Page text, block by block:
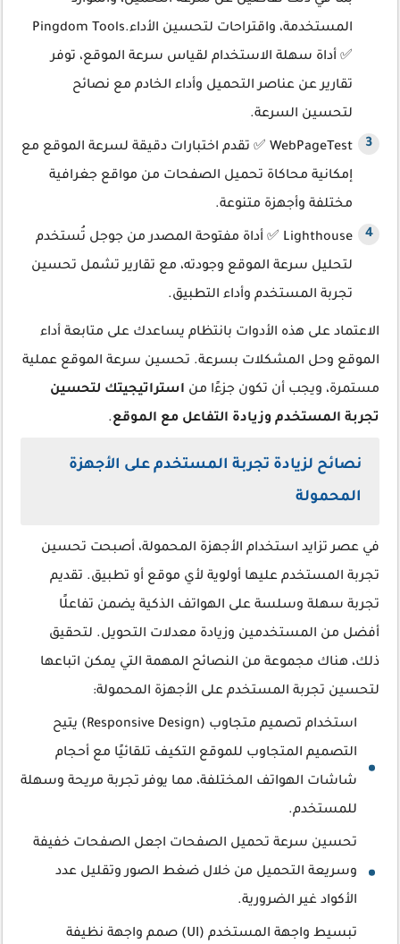
المستخدمة، واقتراحات لتحسين الأداء.Pingdom Tools
✅ أداة سهلة الاستخدام لقياس سرعة الموقع، توفر
تقارير عن عناصر التحميل وأداء الخادم مع نصائح
لتحسين السرعة.
WebPageTest ✅ تقدم اختبارات دقيقة لسرعة الموقع مع
إمكانية محاكاة تحميل الصفحات من مواقع جغرافية
مختلفة وأجهزة متنوعة.
Lighthouse ✅ أداة مفتوحة المصدر من جوجل تُستخدم
لتحليل سرعة الموقع وجودته، مع تقارير تشمل تحسين
تجربة المستخدم وأداء التطبيق.
الاعتماد على هذه الأدوات بانتظام يساعدك على متابعة أداء
الموقع وحل المشكلات بسرعة. تحسين سرعة الموقع عملية
مستمرة، ويجب أن تكون جزءًا من استراتيجيتك لتحسين
تجربة المستخدم وزيادة التفاعل مع الموقع.
نصائح لزيادة تجربة المستخدم على الأجهزة
المحمولة
في عصر تزايد استخدام الأجهزة المحمولة، أصبحت تحسين
تجربة المستخدم عليها أولوية لأي موقع أو تطبيق. تقديم
تجربة سهلة وسلسة على الهواتف الذكية يضمن تفاعلًا
أفضل من المستخدمين وزيادة معدلات التحويل. لتحقيق
ذلك، هناك مجموعة من النصائح المهمة التي يمكن اتباعها
لتحسين تجربة المستخدم على الأجهزة المحمولة:
استخدام تصميم متجاوب (Responsive Design) يتيح
التصميم المتجاوب للموقع التكيف تلقائيًا مع أحجام
شاشات الهواتف المختلفة، مما يوفر تجربة مريحة وسهلة
للمستخدم.
تحسين سرعة تحميل الصفحات اجعل الصفحات خفيفة
وسريعة التحميل من خلال ضغط الصور وتقليل عدد
الأكواد غير الضرورية.
تبسيط واجهة المستخدم (UI) صمم واجهة نظيفة